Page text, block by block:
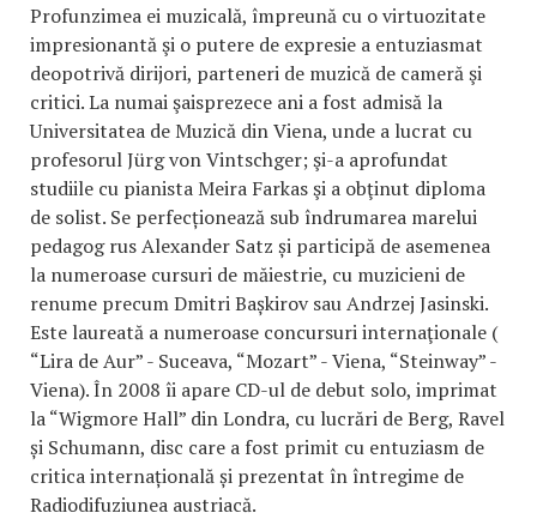
Profunzimea ei muzicală, împreună cu o virtuozitate
impresionantă şi o putere de expresie a entuziasmat
deopotrivă dirijori, parteneri de muzică de cameră şi
critici. La numai şaisprezece ani a fost admisă la
Universitatea de Muzică din Viena, unde a lucrat cu
profesorul Jürg von Vintschger; şi-a aprofundat
studiile cu pianista Meira Farkas şi a obţinut diploma
de solist. Se perfecționează sub îndrumarea marelui
pedagog rus Alexander Satz și participă de asemenea
la numeroase cursuri de măiestrie, cu muzicieni de
renume precum Dmitri Bașkirov sau Andrzej Jasinski.
Este laureată a numeroase concursuri internaţionale (
“Lira de Aur” - Suceava, “Mozart” - Viena, “Steinway” -
Viena). În 2008 îi apare CD-ul de debut solo, imprimat
la “Wigmore Hall” din Londra, cu lucrări de Berg, Ravel
și Schumann, disc care a fost primit cu entuziasm de
critica internațională și prezentat în întregime de
Radiodifuziunea austriacă.